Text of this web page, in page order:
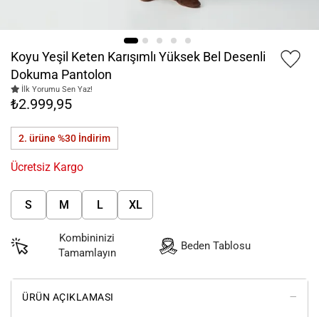
Koyu Yeşil Keten Karışımlı Yüksek Bel Desenli
Dokuma Pantolon
İlk Yorumu Sen Yaz!
₺2.999,95
2. ürüne %30 İndirim
Ücretsiz Kargo
S M L XL
Kombininizi
Tamamlayın
Beden Tablosu
ÜRÜN AÇIKLAMASI